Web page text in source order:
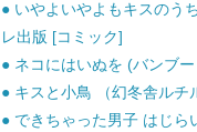
● いやよいやよもキスのう
レ出版 [コミック]
● ネコにはいぬを (バンブ
● キスと小鳥 （幻冬舎ルチ
● できちゃった男子 はじ